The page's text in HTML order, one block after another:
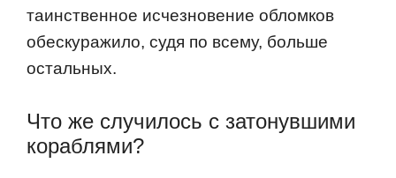
таинственное исчезновение обломков
обескуражило, судя по всему, больше
остальных.
Что же случилось с затонувшими
кораблями?